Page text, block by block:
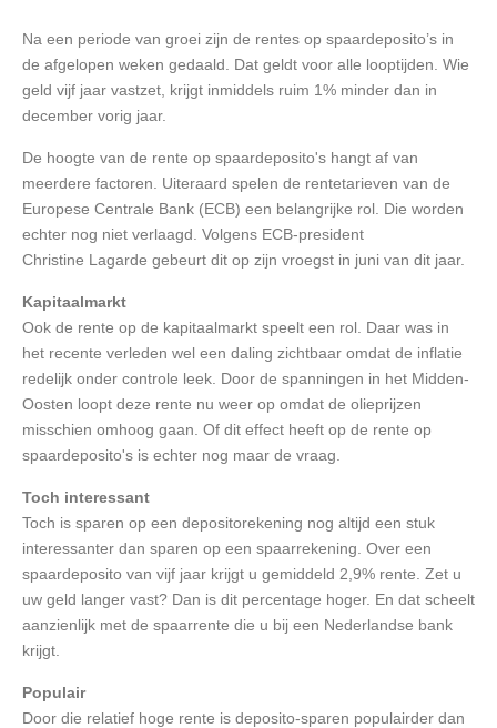
Na een periode van groei zijn de rentes op spaardeposito’s in
de afgelopen weken gedaald. Dat geldt voor alle looptijden. Wie
geld vijf jaar vastzet, krijgt inmiddels ruim 1% minder dan in
december vorig jaar.
De hoogte van de rente op spaardeposito's hangt af van
meerdere factoren. Uiteraard spelen de rentetarieven van de
Europese Centrale Bank (ECB) een belangrijke rol. Die worden
echter nog niet verlaagd. Volgens ECB-president
Christine Lagarde gebeurt dit op zijn vroegst in juni van dit jaar.
Kapitaalmarkt
Ook de rente op de kapitaalmarkt speelt een rol. Daar was in
het recente verleden wel een daling zichtbaar omdat de inflatie
redelijk onder controle leek. Door de spanningen in het Midden-
Oosten loopt deze rente nu weer op omdat de olieprijzen
misschien omhoog gaan. Of dit effect heeft op de rente op
spaardeposito's is echter nog maar de vraag.
Toch interessant
Toch is sparen op een depositorekening nog altijd een stuk
interessanter dan sparen op een spaarrekening. Over een
spaardeposito van vijf jaar krijgt u gemiddeld 2,9% rente. Zet u
uw geld langer vast? Dan is dit percentage hoger. En dat scheelt
aanzienlijk met de spaarrente die u bij een Nederlandse bank
krijgt.
Populair
Door die relatief hoge rente is deposito-sparen populairder dan